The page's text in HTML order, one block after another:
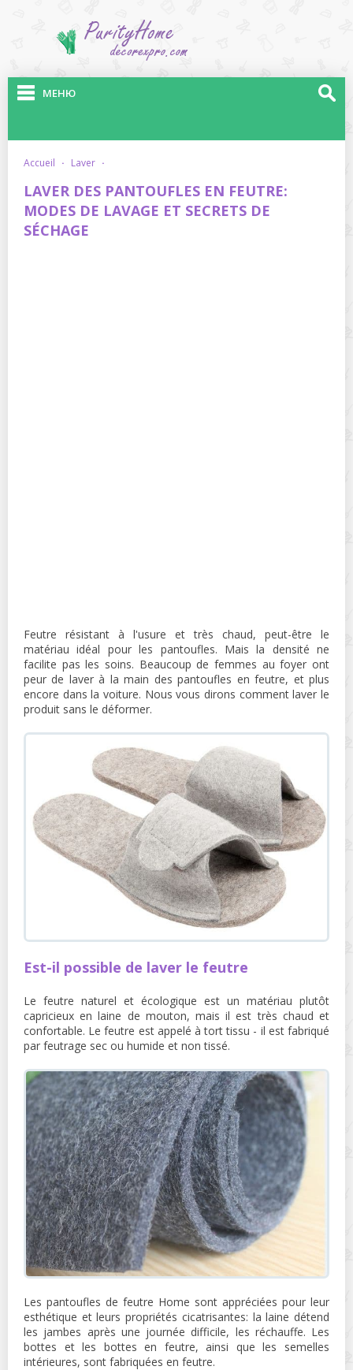
МЕНЮ
accueil · laver ·
LAVER DES PANTOUFLES EN FEUTRE:
MODES DE LAVAGE ET SECRETS DE
SÉCHAGE
Feutre résistant à l'usure et très chaud, peut-être le
matériau idéal pour les pantoufles. Mais la densité ne
facilite pas les soins. Beaucoup de femmes au foyer ont
peur de laver à la main des pantoufles en feutre, et plus
encore dans la voiture. Nous vous dirons comment laver le
produit sans le déformer.
Est-il possible de laver le feutre
Le feutre naturel et écologique est un matériau plutôt
capricieux en laine de mouton, mais il est très chaud et
confortable. Le feutre est appelé à tort tissu - il est fabriqué
par feutrage sec ou humide et non tissé.
Les pantoufles de feutre Home sont appréciées pour leur
esthétique et leurs propriétés cicatrisantes: la laine détend
les jambes après une journée difficile, les réchauffe. Les
bottes et les bottes en feutre, ainsi que les semelles
intérieures, sont fabriquées en feutre.